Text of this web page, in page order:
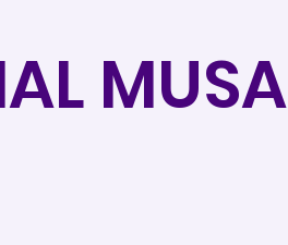
MUSA